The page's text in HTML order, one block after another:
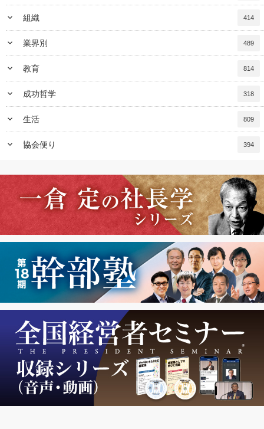
keyboard_arrow_down 組織 414
keyboard_arrow_down 業界別 489
keyboard_arrow_down 教育 814
keyboard_arrow_down 成功哲学 318
keyboard_arrow_down 生活 809
keyboard_arrow_down 協会便り 394